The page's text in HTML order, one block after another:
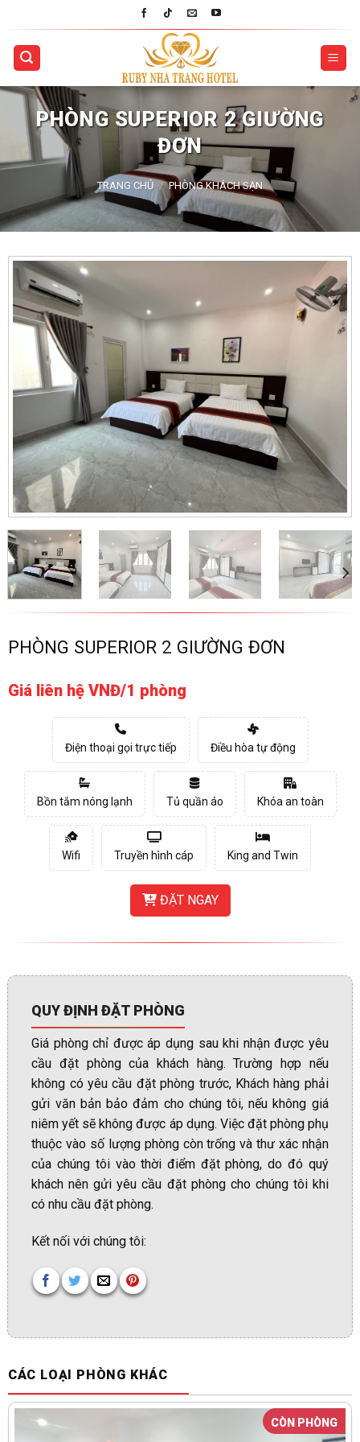
content
PHÒNG SUPERIOR 2 GIƯỜNG
ĐƠN
TRANG CHỦ / PHÒNG KHÁCH SẠN
PHÒNG SUPERIOR 2 GIƯỜNG ĐƠN
Giá liên hệ VNĐ/1 phòng
Điện thoại gọi trực tiếp Điều hòa tự động
Bồn tắm nóng lạnh Tủ quần áo Khóa an toàn
Wifi Truyền hình cáp King and Twin
ĐẶT NGAY
QUY ĐỊNH ĐẶT PHÒNG
Giá phòng chỉ được áp dụng sau khi nhận được yêu
cầu đặt phòng của khách hàng. Trường hợp nếu
không có yêu cầu đặt phòng trước, Khách hàng phải
gửi văn bản bảo đảm cho chúng tôi, nếu không giá
niêm yết sẽ không được áp dụng. Việc đặt phòng phụ
thuộc vào số lượng phòng còn trống và thư xác nhận
của chúng tôi vào thời điểm đặt phòng, do đó quý
khách nên gửi yêu cầu đặt phòng cho chúng tôi khi
có nhu cầu đặt phòng.
Kết nối với chúng tôi:
CÁC LOẠI PHÒNG KHÁC
CÒN PHÒNG